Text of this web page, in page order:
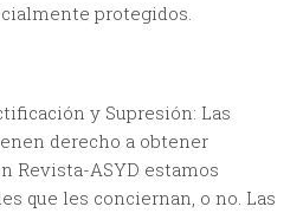
protegidos.
y Supresión: Las
derecho a obtener
Revista-ASYD estamos
que les conciernan, o no. Las